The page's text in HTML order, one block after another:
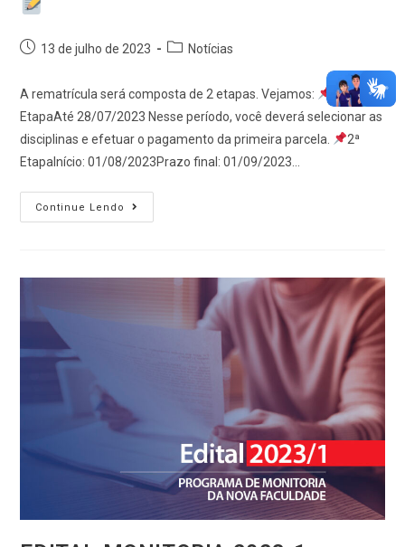
13 de julho de 2023 Notícias
A rematrícula será composta de 2 etapas. Vejamos:
1ª
EtapaAté 28/07/2023 Nesse período, você deverá selecionar as
disciplinas e efetuar o pagamento da primeira parcela.
2ª
EtapaInício: 01/08/2023Prazo final: 01/09/2023…
Continue Lendo